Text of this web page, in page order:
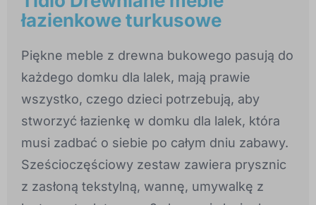
łazienkowe turkusowe
Piękne meble z drewna bukowego pasują do
każdego domku dla lalek, mają prawie
wszystko, czego dzieci potrzebują, aby
stworzyć łazienkę w domku dla lalek, która
musi zadbać o siebie po całym dniu zabawy.
Sześcioczęściowy zestaw zawiera prysznic
z zasłoną tekstylną, wannę, umywalkę z